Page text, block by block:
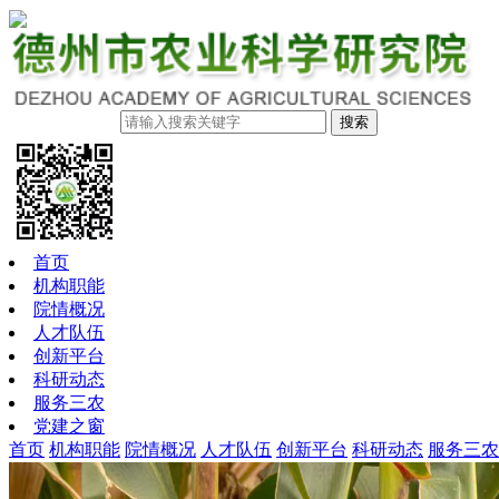
搜索
首页
机构职能
院情概况
人才队伍
创新平台
科研动态
服务三农
党建之窗
首页 机构职能 院情概况 人才队伍 创新平台 科研动态 服务三农